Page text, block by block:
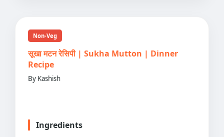
Non-Veg
सूखा मटन रेसिपी | Sukha Mutton | Dinner
Recipe
By Kashish
Ingredients